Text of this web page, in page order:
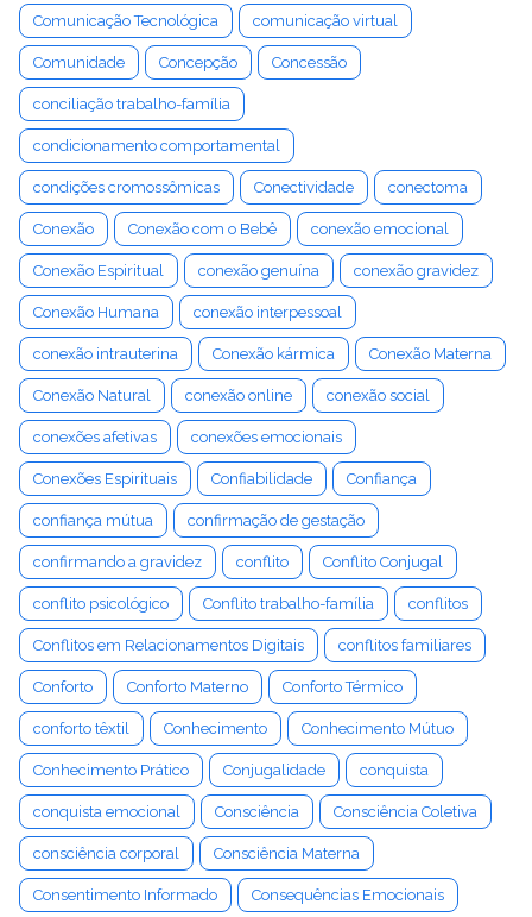
Comunicação Tecnológica comunicação virtual
Comunidade Concepção Concessão
conciliação trabalho-família
condicionamento comportamental
condições cromossômicas Conectividade conectoma
Conexão Conexão com o Bebê conexão emocional
Conexão Espiritual conexão genuína conexão gravidez
Conexão Humana conexão interpessoal
conexão intrauterina Conexão kármica Conexão Materna
Conexão Natural conexão online conexão social
conexões afetivas conexões emocionais
Conexões Espirituais Confiabilidade Confiança
confiança mútua confirmação de gestação
confirmando a gravidez conflito Conflito Conjugal
conflito psicológico Conflito trabalho-família conflitos
Conflitos em Relacionamentos Digitais conflitos familiares
Conforto Conforto Materno Conforto Térmico
conforto têxtil Conhecimento Conhecimento Mútuo
Conhecimento Prático Conjugalidade conquista
conquista emocional Consciência Consciência Coletiva
consciência corporal Consciência Materna
Consentimento Informado Consequências Emocionais